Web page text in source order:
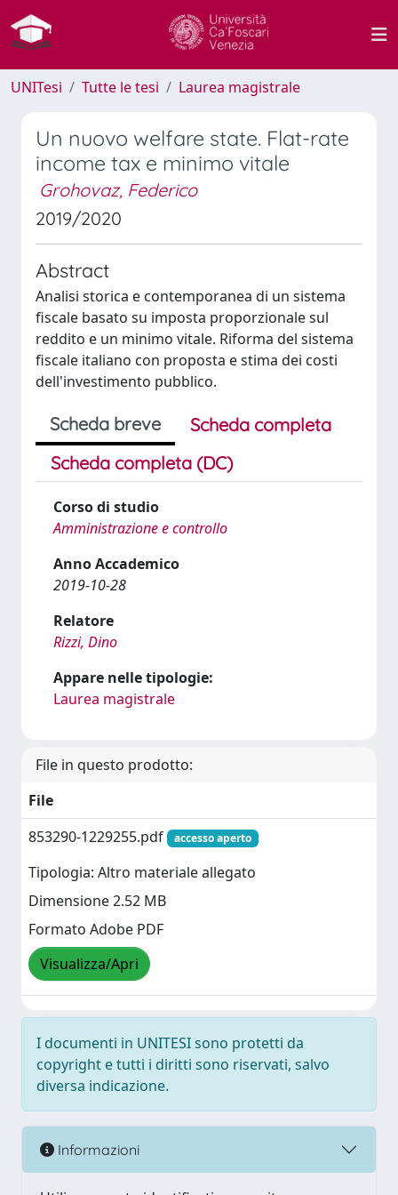
UNITesi Tutte le tesi Laurea magistrale
Un nuovo welfare state. Flat-rate
income tax e minimo vitale
Grohovaz, Federico
2019/2020
Abstract
Analisi storica e contemporanea di un sistema
fiscale basato su imposta proporzionale sul
reddito e un minimo vitale. Riforma del sistema
fiscale italiano con proposta e stima dei costi
dell'investimento pubblico.
Scheda breve
Scheda completa
Scheda completa (DC)
Corso di studio
Amministrazione e controllo
Anno Accademico
2019-10-28
Relatore
Rizzi, Dino
Appare nelle tipologie:
Laurea magistrale
File in questo prodotto:
File
853290-1229255.pdf
accesso aperto
Tipologia: Altro materiale allegato
Dimensione 2.52 MB
Formato Adobe PDF
Visualizza/Apri
I documenti in UNITESI sono protetti da
copyright e tutti i diritti sono riservati, salvo
diversa indicazione.
Informazioni